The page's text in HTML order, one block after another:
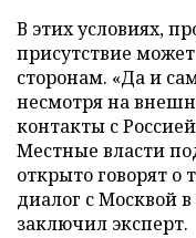
В этих условиях,
присутствие
сторонам. «Да и
несмотря на
контакты с
Местные власти
открыто говорят
диалог с Москвой
заключил эксперт.